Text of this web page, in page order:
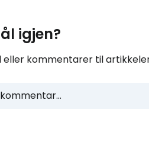
igjen?
eller kommentarer til